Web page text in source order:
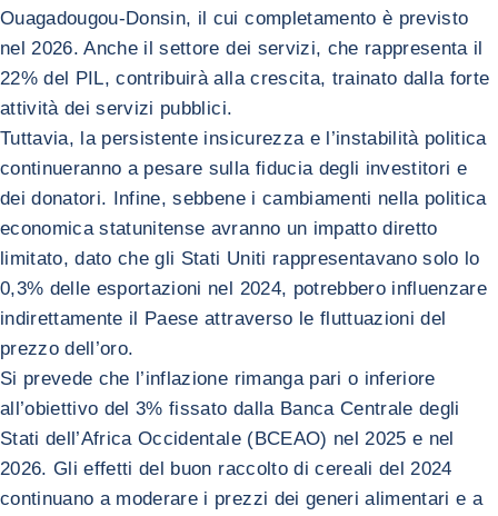
Ouagadougou-Donsin, il cui completamento è previsto
nel 2026. Anche il settore dei servizi, che rappresenta il
22% del PIL, contribuirà alla crescita, trainato dalla forte
attività dei servizi pubblici.
Tuttavia, la persistente insicurezza e l’instabilità politica
continueranno a pesare sulla fiducia degli investitori e
dei donatori. Infine, sebbene i cambiamenti nella politica
economica statunitense avranno un impatto diretto
limitato, dato che gli Stati Uniti rappresentavano solo lo
0,3% delle esportazioni nel 2024, potrebbero influenzare
indirettamente il Paese attraverso le fluttuazioni del
prezzo dell’oro.
Si prevede che l’inflazione rimanga pari o inferiore
all’obiettivo del 3% fissato dalla Banca Centrale degli
Stati dell’Africa Occidentale (BCEAO) nel 2025 e nel
2026. Gli effetti del buon raccolto di cereali del 2024
continuano a moderare i prezzi dei generi alimentari e a